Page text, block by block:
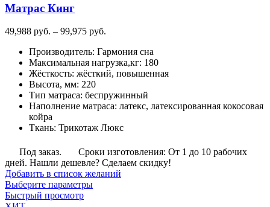
Матрас Кинг
49,988 руб. – 99,975 руб.
49,988
руб.
–
руб.
Производитель: Гармония сна
Максимальная нагрузка,кг: 180
Жёсткость: жёсткий, повышенная
Высота, мм: 220
Тип матраса: беспружинный
Наполнение матраса: латекс, латексированная кокосовая
койра
Ткань: Трикотаж Люкс
Под заказ.
Сроки изготовления: От 1 до 10 рабочих
дней. Нашли дешевле? Сделаем скидку!
Добавить в список желаний
Выберите параметрыЭтот
Быстрый просмотр